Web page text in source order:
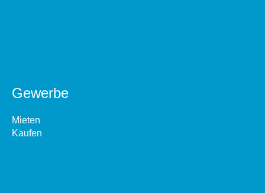
Gewerbe
Mieten
Kaufen